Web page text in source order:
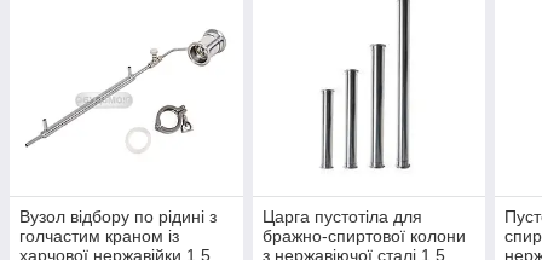
Вузол відбору по рідині з
голчастим краном із
харчової нержавійки 1,5
Царга пустотіла для
бражно-спиртової колони
з нержавіючої сталі 1.5